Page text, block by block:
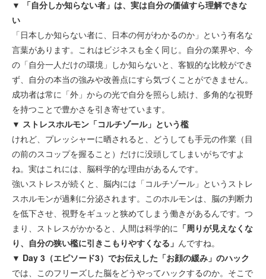
▼ 「自分しか知らない者」は、実は自分の価値すら理解できな
い
「日本しか知らない者に、日本の何がわかるのか」という有名な
言葉があります。これはビジネスも全く同じ。自分の業界や、今
の「自分一人だけの環境」しか知らないと、客観的な比較ができ
ず、自分の本当の強みや改善点にすら気づくことができません。
成功者は常に「外」からの光で自分を照らし続け、多角的な視野
を持つことで豊かさを引き寄せています。
▼ ストレスホルモン「コルチゾール」という檻
けれど、プレッシャーに晒されると、どうしても手元の作業（目
の前のスコップを握ること）だけに没頭してしまいがちですよ
ね。実はこれには、脳科学的な理由があるんです。
強いストレスが続くと、脳内には「コルチゾール」というストレ
スホルモンが過剰に分泌されます。このホルモンは、脳の判断力
を低下させ、視野をギュッと狭めてしまう働きがあるんです。つ
まり、ストレスがかかると、人間は科学的に 「周りが見えなくな
り、自分の狭い檻に引きこもりやすくなる」 んですね。
▼ Day 3（エピソード3）でお伝えした「お顔の緩み」のハック
では、このフリーズした脳をどうやってハックするのか。そこで